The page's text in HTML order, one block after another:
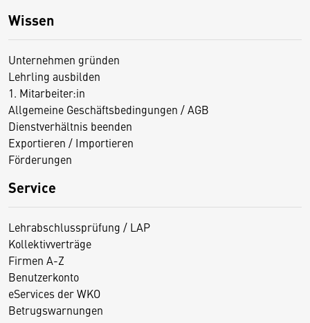
Wissen
Unternehmen gründen
Lehrling ausbilden
1. Mitarbeiter:in
Allgemeine Geschäftsbedingungen / AGB
Dienstverhältnis beenden
Exportieren / Importieren
Förderungen
Service
Lehrabschlussprüfung / LAP
Kollektivverträge
Firmen A-Z
Benutzerkonto
eServices der WKO
Betrugswarnungen